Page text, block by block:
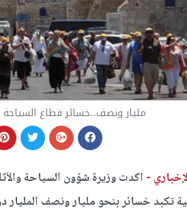
مليار ونصف...خسائر قطاع
- اكدت وزيرة شؤون السياحة
تكبد خسائر بنحو مليار ونصف